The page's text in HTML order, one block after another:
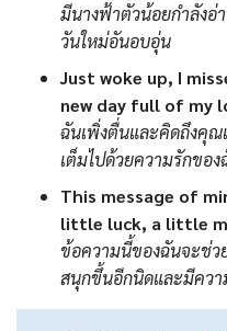
มีนางฟ้าตัวน้อยกำลังอ่
วันใหม่อันอบอุ่น
Just woke up, I
new day full of my
ฉันเพิ่งตื่นและคิดถึงคุ
เต็มไปด้วยความรักของ
This message of
little luck, a little
ข้อความนี้ของฉันจะช่ว
สนุกขึ้นอีกนิดและมีคว